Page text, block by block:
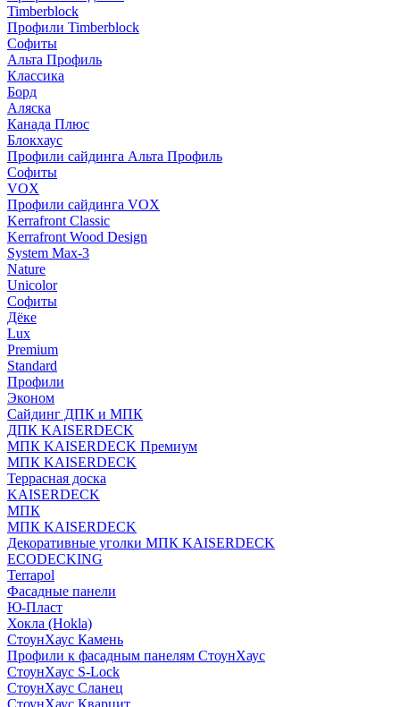
Timberblock
Профили Timberblock
Софиты
Альта Профиль
Классика
Борд
Аляска
Канада Плюс
Блокхаус
Профили сайдинга Альта Профиль
Софиты
VOX
Профили сайдинга VOX
Kerrafront Classic
Kerrafront Wood Design
System Max-3
Nature
Unicolor
Софиты
Дёке
Lux
Premium
Standard
Профили
Эконом
Сайдинг ДПК и МПК
ДПК KAISERDECK
МПК KAISERDECK Премиум
МПК KAISERDECK
Террасная доска
KAISERDECK
МПК
МПК KAISERDECK
Декоративные уголки МПК KAISERDECK
ECODECKING
Terrapol
Фасадные панели
Ю-Пласт
Хокла (Hokla)
СтоунХаус Камень
Профили к фасадным панелям СтоунХаус
СтоунХаус S-Lock
СтоунХаус Сланец
СтоунХаус Кварцит